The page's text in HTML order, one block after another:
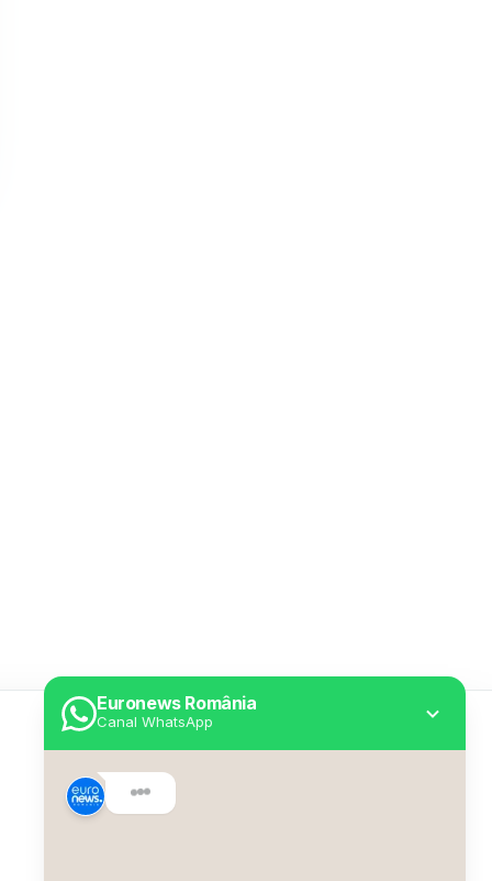
Euronews România
Canal WhatsApp
Despre Euronews